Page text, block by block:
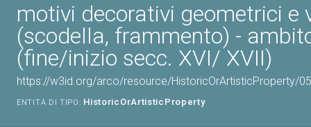
motivi decorativi geometrici e
(scodella, frammento) -
(fine/inizio secc. XVI/ XVII)
https://w3id.org/arco/resource/HistoricOrArtisticProperty/
ENTITÀ DI TIPO: HistoricOrArtisticProperty